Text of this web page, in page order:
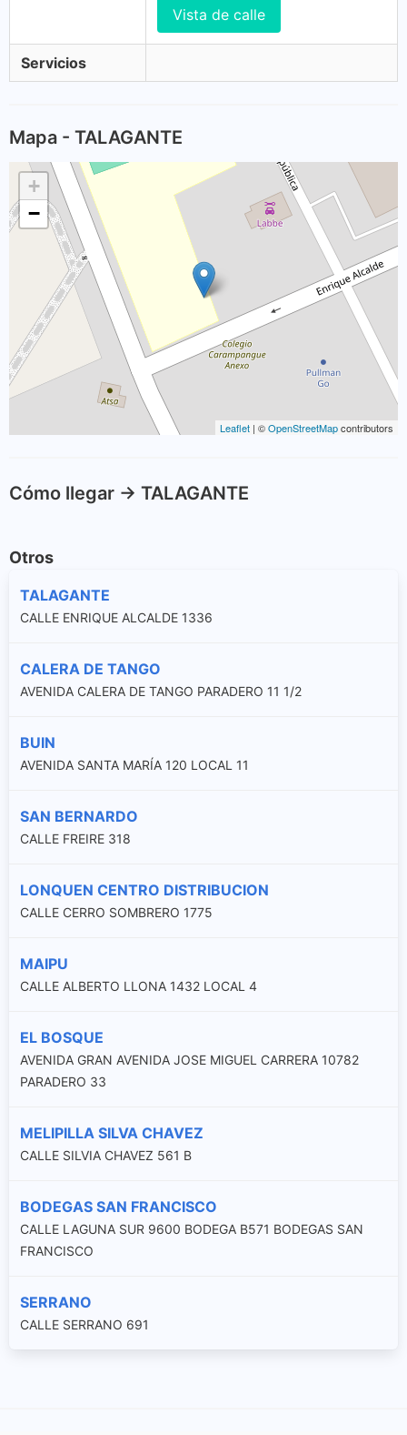
Vista de calle
Servicios
Mapa - TALAGANTE
+
−
Leaflet | ©OpenStreetMapcontributors
Cómo llegar -> TALAGANTE
Otros
TALAGANTE
CALLE ENRIQUE ALCALDE 1336
CALERA DE TANGO
AVENIDA CALERA DE TANGO PARADERO 11 1/2
BUIN
AVENIDA SANTA MARÍA 120 LOCAL 11
SAN BERNARDO
CALLE FREIRE 318
LONQUEN CENTRO DISTRIBUCION
CALLE CERRO SOMBRERO 1775
MAIPU
CALLE ALBERTO LLONA 1432 LOCAL 4
EL BOSQUE
AVENIDA GRAN AVENIDA JOSE MIGUEL CARRERA 10782
PARADERO 33
MELIPILLA SILVA CHAVEZ
CALLE SILVIA CHAVEZ 561 B
BODEGAS SAN FRANCISCO
CALLE LAGUNA SUR 9600 BODEGA B571 BODEGAS SAN
FRANCISCO
SERRANO
CALLE SERRANO 691